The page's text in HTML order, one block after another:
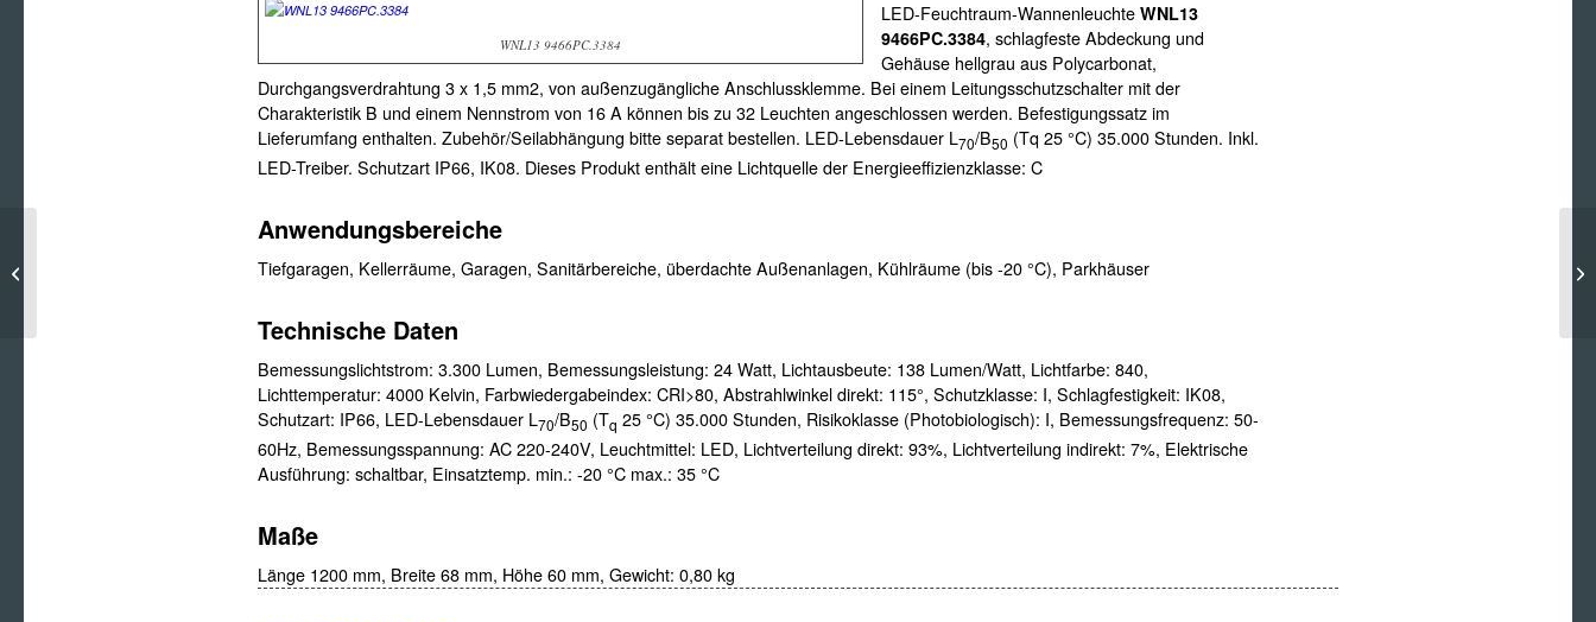
WNL13 9466PC.3384
LED-Feuchtraum-Wannenleuchte WNL13
9466PC.3384, schlagfeste Abdeckung und
Gehäuse hellgrau aus Polycarbonat,
Durchgangsverdrahtung 3 x 1,5 mm2, von außenzugängliche Anschlussklemme. Bei einem Leitungsschutzschalter mit der
Charakteristik B und einem Nennstrom von 16 A können bis zu 32 Leuchten angeschlossen werden. Befestigungssatz im
Lieferumfang enthalten. Zubehör/Seilabhängung bitte separat bestellen. LED-Lebensdauer L70/B50 (Tq 25 °C) 35.000 Stunden. Inkl.
LED-Treiber. Schutzart IP66, IK08. Dieses Produkt enthält eine Lichtquelle der Energieeffizienzklasse: C
Anwendungsbereiche
Tiefgaragen, Kellerräume, Garagen, Sanitärbereiche, überdachte Außenanlagen, Kühlräume (bis -20 °C), Parkhäuser
Technische Daten
Bemessungslichtstrom: 3.300 Lumen, Bemessungsleistung: 24 Watt, Lichtausbeute: 138 Lumen/Watt, Lichtfarbe: 840,
Lichttemperatur: 4000 Kelvin, Farbwiedergabeindex: CRI>80, Abstrahlwinkel direkt: 115°, Schutzklasse: I, Schlagfestigkeit: IK08,
Schutzart: IP66, LED-Lebensdauer L70/B50 (Tq 25 °C) 35.000 Stunden, Risikoklasse (Photobiologisch): I, Bemessungsfrequenz: 50-
60Hz, Bemessungsspannung: AC 220-240V, Leuchtmittel: LED, Lichtverteilung direkt: 93%, Lichtverteilung indirekt: 7%, Elektrische
Ausführung: schaltbar, Einsatztemp. min.: -20 °C max.: 35 °C
Maße
Länge 1200 mm, Breite 68 mm, Höhe 60 mm, Gewicht: 0,80 kg